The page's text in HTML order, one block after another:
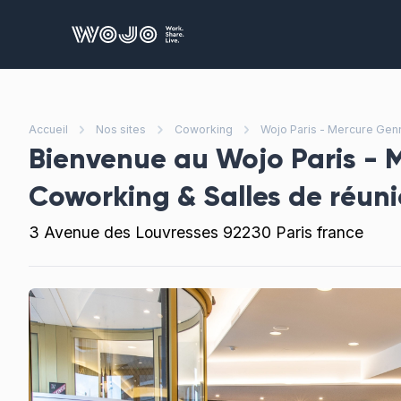
WOJO
Accueil Nos sites Coworking Wojo Paris - Mercure
Bienvenue au Wojo Paris -
Coworking & Salles de
3 Avenue des Louvresses 92230 Paris france